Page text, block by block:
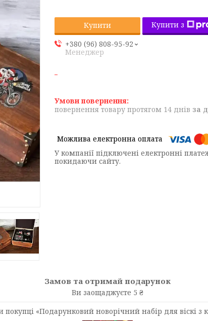
Купити
Купити з
+380 (96) 808-95-92
Менеджер
повернення товару протягом 14 днів за
У компанії підключені електронні
покидаючи сайту.
Замов та отримай подарунок
Ви заощаджуєте 5 ₴
«Подарунковий новорічний набір для віскі з